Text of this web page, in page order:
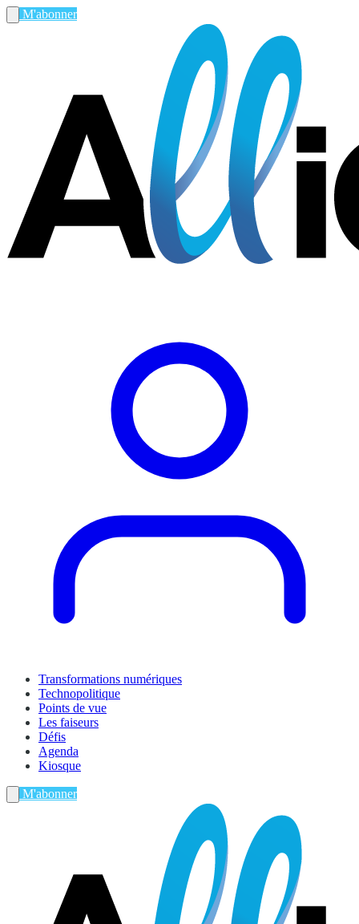
M'abonner
Transformations numériques
Technopolitique
Points de vue
Les faiseurs
Défis
Agenda
Kiosque
M'abonner